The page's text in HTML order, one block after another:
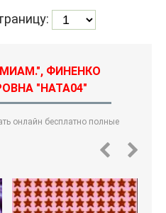
ФИНЕНКО
"НАТА04"
онлайн бесплатно полные